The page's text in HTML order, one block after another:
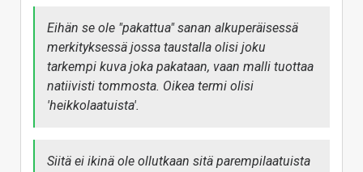
Eihän se ole "pakattua" sanan alkuperäisessä
merkityksessä jossa taustalla olisi joku
tarkempi kuva joka pakataan, vaan malli tuottaa
natiivisti tommosta. Oikea termi olisi
'heikkolaatuista'.
Siitä ei ikinä ole ollutkaan sitä parempilaatuista